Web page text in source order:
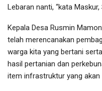
Lebaran nanti, “kata
Kepala Desa Rusmin
telah merencanakan
warga kita yang bertani
hasil pertanian dan
item infrastruktur yang akan